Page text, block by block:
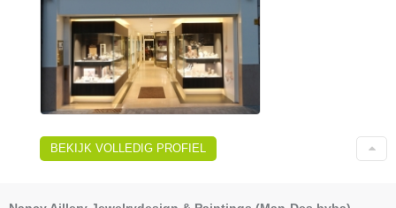
BEKIJK VOLLEDIG PROFIEL